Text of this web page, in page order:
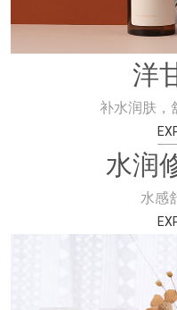
洋
补水润肤，
水润
水感